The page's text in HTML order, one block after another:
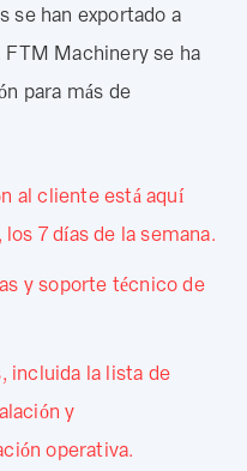
se han exportado a
FTM Machinery se ha
para más de
al cliente está aquí
7 días de la semana.
y soporte técnico de
incluida la lista de
y
operativa.